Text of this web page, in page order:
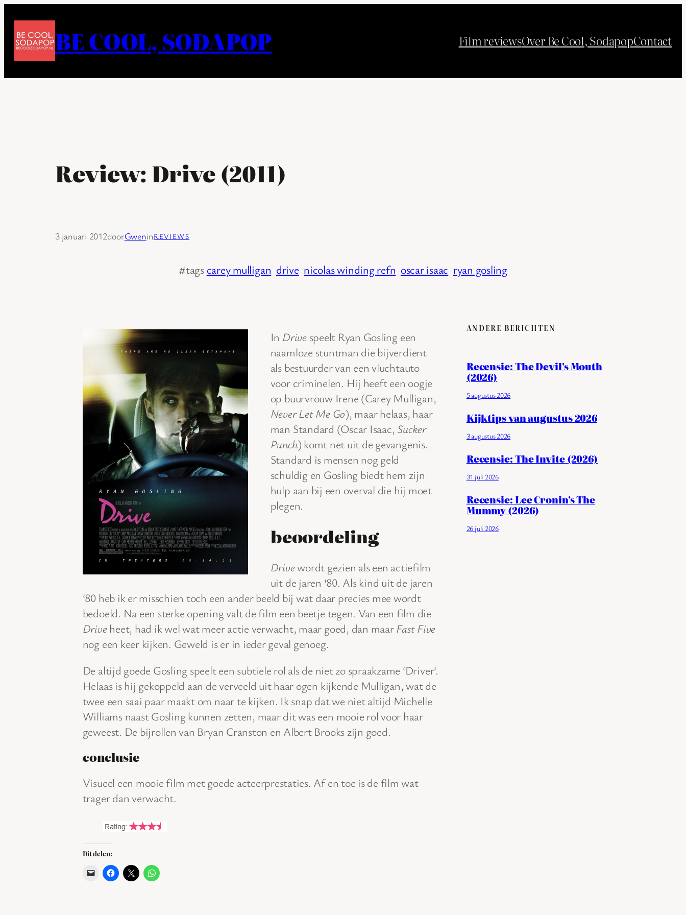
de
BE COOL, SODAPOP Film reviewsOver Be Cool, SodapopContact
Review: Drive (2011)
3 januari 2012doorGweninREVIEWS
#tags carey mulligan drive nicolas winding refn oscar isaac ryan gosling
In Drivespeelt Ryan Gosling een
naamloze stuntman die bijverdient
als bestuurder van een vluchtauto
voor criminelen. Hij heeft een oogje
op buurvrouw Irene (Carey Mulligan,
Never Let Me Go), maar helaas, haar
man Standard (Oscar Isaac, Sucker
Punch) komt net uit de gevangenis.
Standard is mensen nog geld
schuldig en Gosling biedt hem zijn
hulp aan bij een overval die hij moet
plegen.
beoordeling
Drivewordt gezien als een actiefilm
uit de jaren ‘80. Als kind uit de jaren
‘80 heb ik er misschien toch een ander beeld bij wat daar precies mee wordt
bedoeld. Na een sterke opening valt de film een beetje tegen. Van een film die
Driveheet, had ik wel wat meer actie verwacht, maar goed, dan maarFast Five
nog een keer kijken. Geweld is er in ieder geval genoeg.
De altijd goede Gosling speelt een subtiele rol als de niet zo spraakzame ‘Driver‘.
Helaas is hij gekoppeld aan de verveeld uit haar ogen kijkende Mulligan, wat de
twee een saai paar maakt om naar te kijken. Ik snap dat we niet altijd Michelle
Williams naast Gosling kunnen zetten, maar dit was een mooie rol voor haar
geweest. De bijrollen van Bryan Cranston en Albert Brooks zijn goed.
conclusie
Visueel een mooie film met goede acteerprestaties. Af en toe is de film wat
trager dan verwacht.
Dit delen:
ANDERE BERICHTEN
Recensie: The Devil’s Mouth
(2026)
5 augustus 2026
Kijktips van augustus 2026
3 augustus 2026
Recensie: The Invite (2026)
31 juli 2026
Recensie: Lee Cronin’s The
Mummy (2026)
26 juli 2026